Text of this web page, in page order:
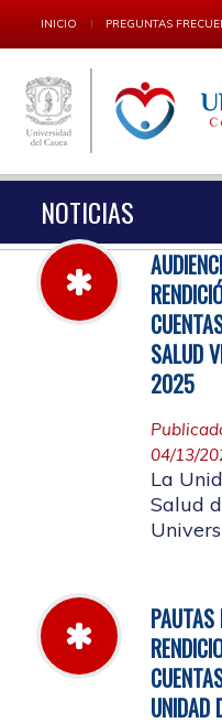
INICIO PREGUNTAS
NOTICIAS
SALUD
2025
04/13/
La
Salud
pautas
PAUTAS
UNIDAD